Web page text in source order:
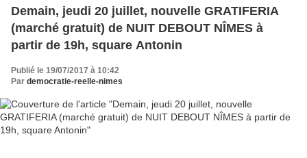
Demain, jeudi 20 juillet, nouvelle GRATIFERIA
(marché gratuit) de NUIT DEBOUT NÎMES à
partir de 19h, square Antonin
Publié le 19/07/2017 à 10:42
Par democratie-reelle-nimes